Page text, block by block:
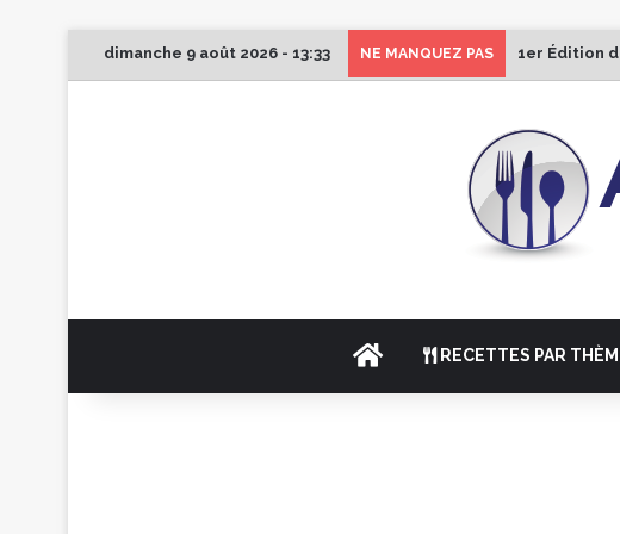
dimanche 9 août 2026 - 13:33 NE MANQUEZ PAS 1er Édition
ACCUEILRECETTES PAR